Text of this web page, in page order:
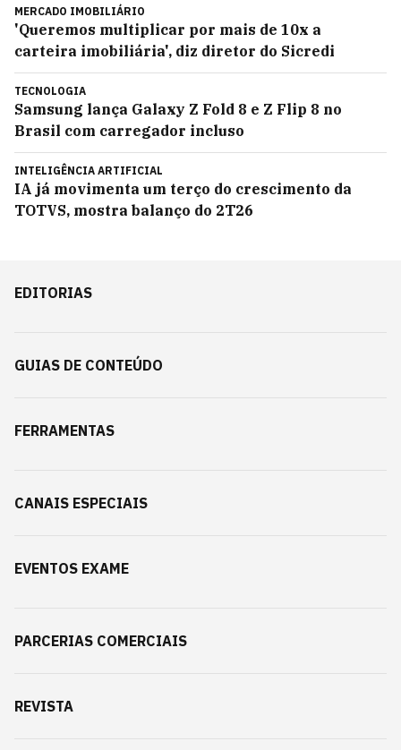
MERCADO IMOBILIÁRIO
'Queremos multiplicar por mais de 10x a
carteira imobiliária', diz diretor do Sicredi
TECNOLOGIA
Samsung lança Galaxy Z Fold 8 e Z Flip 8 no
Brasil com carregador incluso
INTELIGÊNCIA ARTIFICIAL
IA já movimenta um terço do crescimento da
TOTVS, mostra balanço do 2T26
EDITORIAS
GUIAS DE CONTEÚDO
FERRAMENTAS
CANAIS ESPECIAIS
EVENTOS EXAME
PARCERIAS COMERCIAIS
REVISTA